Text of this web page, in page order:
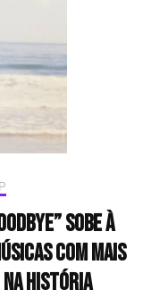
sobe à
com mais
história